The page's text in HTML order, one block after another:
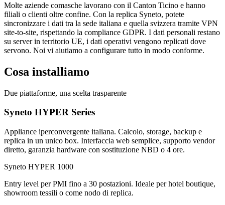
Molte aziende comasche lavorano con il Canton Ticino e hanno
filiali o clienti oltre confine. Con la replica Syneto, potete
sincronizzare i dati tra la sede italiana e quella svizzera tramite VPN
site-to-site, rispettando la compliance GDPR. I dati personali restano
su server in territorio UE, i dati operativi vengono replicati dove
servono. Noi vi aiutiamo a configurare tutto in modo conforme.
Cosa installiamo
Due piattaforme, una scelta trasparente
Syneto HYPER Series
Appliance iperconvergente italiana. Calcolo, storage, backup e
replica in un unico box. Interfaccia web semplice, supporto vendor
diretto, garanzia hardware con sostituzione NBD o 4 ore.
Syneto HYPER 1000
Entry level per PMI fino a 30 postazioni. Ideale per hotel boutique,
showroom tessili o come nodo di replica.